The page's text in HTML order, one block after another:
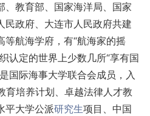
、教育部、国家海洋局、国家
民政府、大连市人民政府共建
航海学府，有“航海家的摇
认定的世界上少数几所“享有国
国际海事大学联合会成员，入
育培养计划、卓越法律人才教
平大学公派研究生项目、中国